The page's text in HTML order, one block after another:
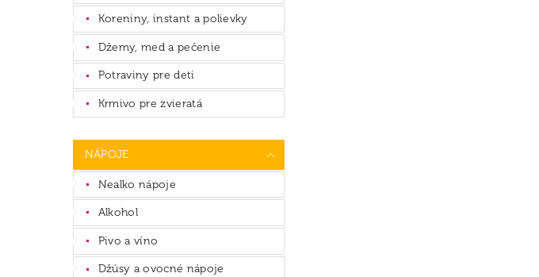
Koreniny, instant a polievky
Džemy, med a pečenie
Potraviny pre deti
Krmivo pre zvieratá
NÁPOJE
Nealko nápoje
Alkohol
Pivo a víno
Džúsy a ovocné nápoje